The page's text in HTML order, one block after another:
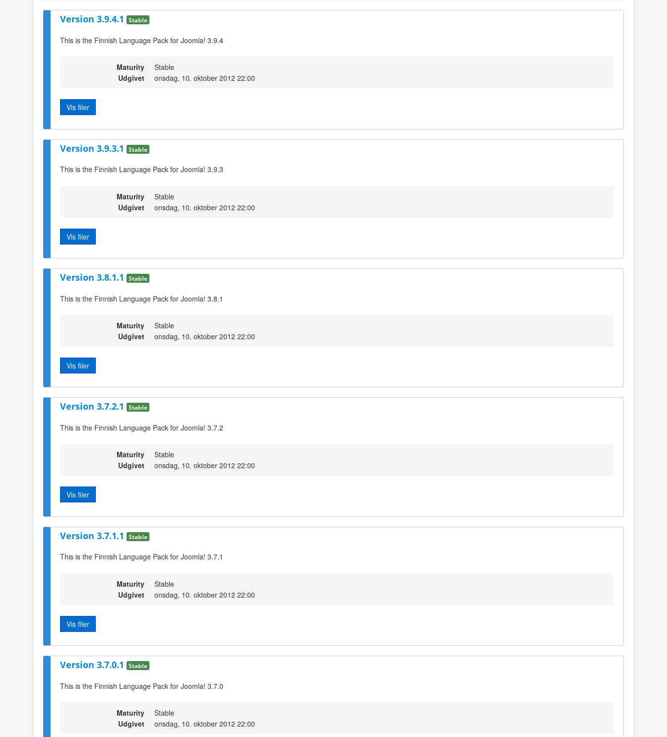
Version 3.9.4.1 Stable
This is the Finnish Language Pack for Joomla! 3.9.4
Maturity
Stable
Udgivet
onsdag, 10. oktober 2012 22:00
Vis filer
Version 3.9.3.1 Stable
This is the Finnish Language Pack for Joomla! 3.9.3
Maturity
Stable
Udgivet
onsdag, 10. oktober 2012 22:00
Vis filer
Version 3.8.1.1 Stable
This is the Finnish Language Pack for Joomla! 3.8.1
Maturity
Stable
Udgivet
onsdag, 10. oktober 2012 22:00
Vis filer
Version 3.7.2.1 Stable
This is the Finnish Language Pack for Joomla! 3.7.2
Maturity
Stable
Udgivet
onsdag, 10. oktober 2012 22:00
Vis filer
Version 3.7.1.1 Stable
This is the Finnish Language Pack for Joomla! 3.7.1
Maturity
Stable
Udgivet
onsdag, 10. oktober 2012 22:00
Vis filer
Version 3.7.0.1 Stable
This is the Finnish Language Pack for Joomla! 3.7.0
Maturity
Stable
Udgivet
onsdag, 10. oktober 2012 22:00